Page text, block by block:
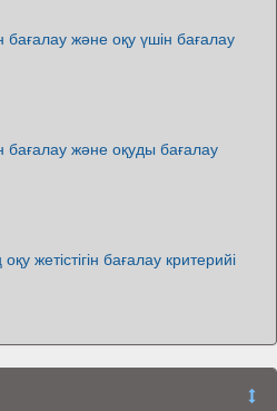
бағалау және оқу үшін бағалау
бағалау және оқуды бағалау
жетістігін бағалау критерийі